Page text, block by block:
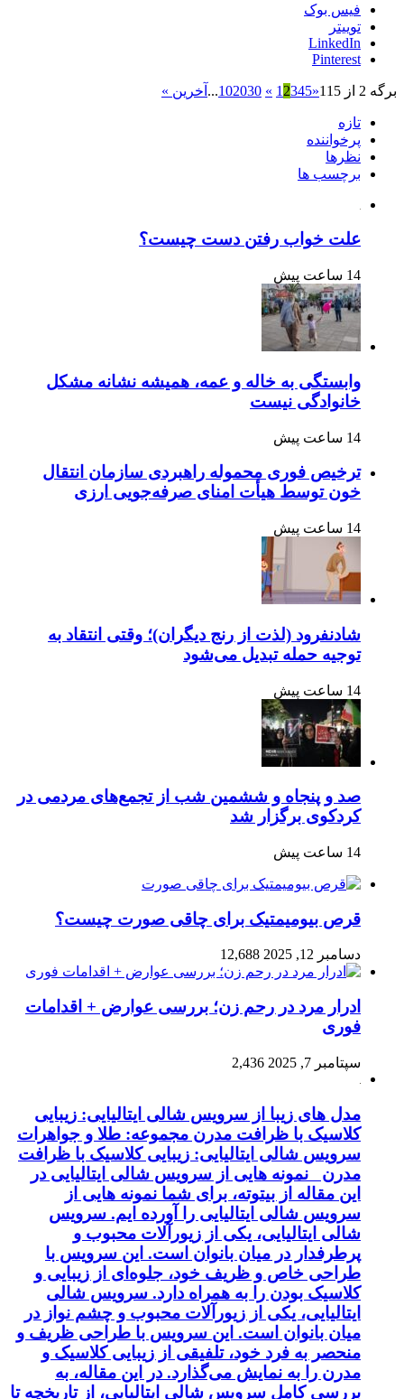
فیس بوک
توییتر
LinkedIn
Pinterest
برگه 2 از 115 «
1 2345
»
102030
... آخرین »
تازه
پرخواننده
نظرها
برچسب ها
علت خواب رفتن دست چیست؟
14 ساعت پیش
وابستگی به خاله و عمه، همیشه نشانه مشکل
خانوادگی نیست
14 ساعت پیش
ترخیص فوری محموله راهبردی سازمان انتقال
خون توسط هیأت امنای صرفه‌جویی ارزی
14 ساعت پیش
شادنفرود (لذت از رنج دیگران)؛ وقتی انتقاد به
توجیه حمله تبدیل می‌شود
14 ساعت پیش
صد و پنجاه‌ و ششمین شب از تجمع‌های مردمی در
کردکوی برگزار شد
14 ساعت پیش
قرص بیومیمتیک برای چاقی صورت چیست؟
دسامبر 12, 2025 12,688
ادرار مرد در رحم زن؛ بررسی عوارض + اقدامات
فوری
سپتامبر 7, 2025 2,436
مدل های زیبا از سرویس شالی ایتالیایی: زیبایی
کلاسیک با ظرافت مدرن مجموعه: طلا و جواهرات
سرویس شالی ایتالیایی: زیبایی کلاسیک با ظرافت
مدرن نمونه هایی از سرویس شالی ایتالیایی در
این مقاله از بیتوته، برای شما نمونه هایی از
سرویس شالی ایتالیایی را آورده ایم. سرویس
شالی ایتالیایی، یکی از زیورآلات محبوب و
پرطرفدار در میان بانوان است. این سرویس با
طراحی خاص و ظریف خود، جلوه‌ای از زیبایی و
کلاسیک بودن را به همراه دارد. سرویس شالی
ایتالیایی، یکی از زیورآلات محبوب و چشم نواز در
میان بانوان است. این سرویس با طراحی ظریف و
منحصر به فرد خود، تلفیقی از زیبایی کلاسیک و
مدرن را به نمایش می‌گذارد. در این مقاله، به
بررسی کامل سرویس شالی ایتالیایی، از تاریخچه تا